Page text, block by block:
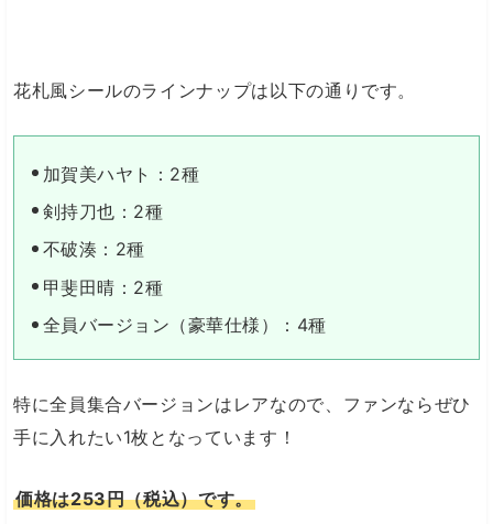
花札風シールのラインナップは以下の通りです。
加賀美ハヤト：2種
剣持刀也：2種
不破湊：2種
甲斐田晴：2種
全員バージョン（豪華仕様）：4種
特に全員集合バージョンはレアなので、ファンならぜひ
手に入れたい1枚となっています！
価格は253円（税込）です。